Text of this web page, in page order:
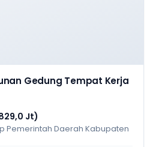
Gedung Tempat Kerja
Jt)
Pemerintah Daerah Kabupaten